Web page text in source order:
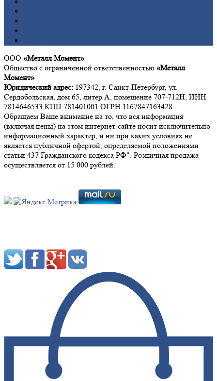
ООО «Металл Момент»
Общество с ограниченной ответственностью «Металл
Момент»
Юридический адрес: 197342, г. Санкт-Петербург, ул.
Сердобольская, дом 65, литер А, помещение 707-712Н, ИНН
7814646533 КПП 781401001 ОГРН 1167847163428
Обращаем Ваше внимание на то, что вся информация
(включая цены) на этом интернет-сайте носит исключительно
информационный характер, и ни при каких условиях не
является публичной офертой, определяемой положениями
статьи 437 Гражданского кодекса РФ". Розничная продажа
осуществляется от 15 000 рублей.